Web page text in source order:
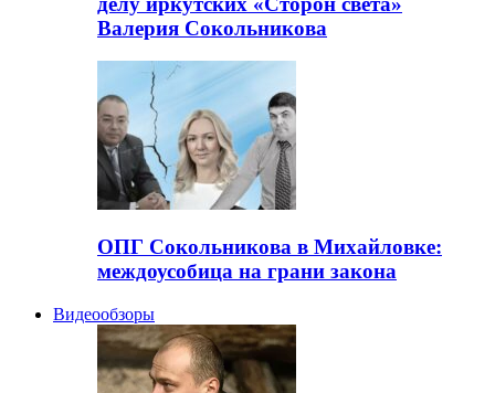
Валерия Сокольникова
ОПГ Сокольникова в Михайловке:
междоусобица на грани закона
Видеообзоры